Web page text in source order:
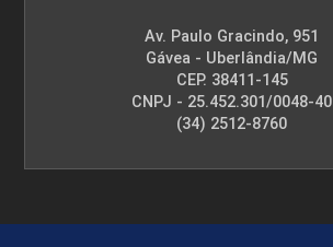
Av. Paulo Gracindo, 951
Gávea - Uberlândia/MG
CEP. 38411-145
CNPJ - 25.452.301/0048-40
(34) 2512-8760